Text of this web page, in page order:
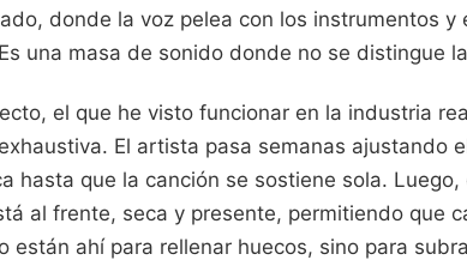
donde la voz pelea con los instrumentos y
una masa de sonido donde no se distingue
el que he visto funcionar en la industria
El artista pasa semanas ajustando
hasta que la canción se sostiene sola.
al frente, seca y presente, permitiendo que
están ahí para rellenar huecos, sino para